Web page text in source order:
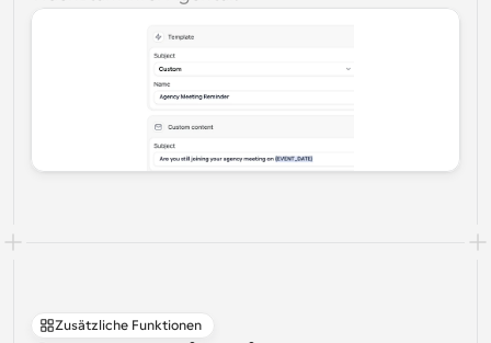
Zusätzliche Funktionen